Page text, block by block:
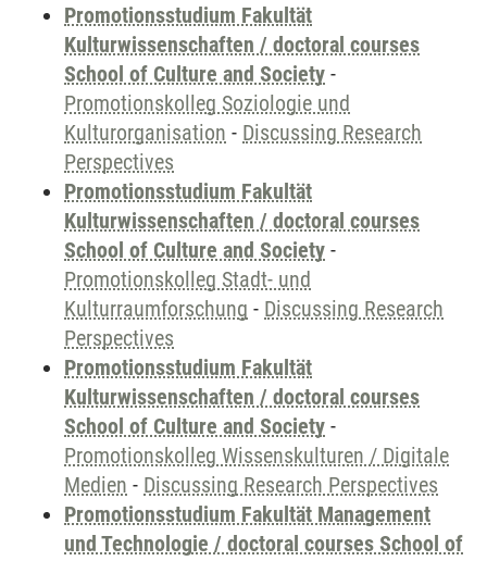
Promotionsstudium Fakultät
Kulturwissenschaften / doctoral courses
School of Culture and Society -
Promotionskolleg Soziologie und
Kulturorganisation - Discussing Research
Perspectives
Promotionsstudium Fakultät
Kulturwissenschaften / doctoral courses
School of Culture and Society -
Promotionskolleg Stadt- und
Kulturraumforschung - Discussing Research
Perspectives
Promotionsstudium Fakultät
Kulturwissenschaften / doctoral courses
School of Culture and Society -
Promotionskolleg Wissenskulturen / Digitale
Medien - Discussing Research Perspectives
Promotionsstudium Fakultät Management
und Technologie / doctoral courses School of